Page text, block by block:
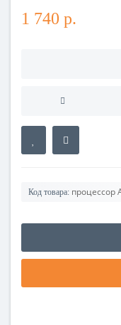
1 740 р.
Код товара: процессор